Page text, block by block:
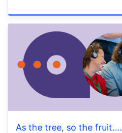
As the tree, so the fruit....